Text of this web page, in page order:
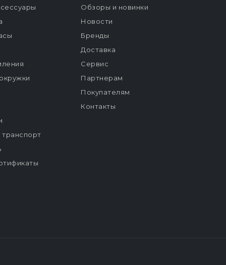
транспорт
Обзоры и новинки
Новости
Бренды
Доставка
Сервис
Партнерам
Покупателям
Контакты